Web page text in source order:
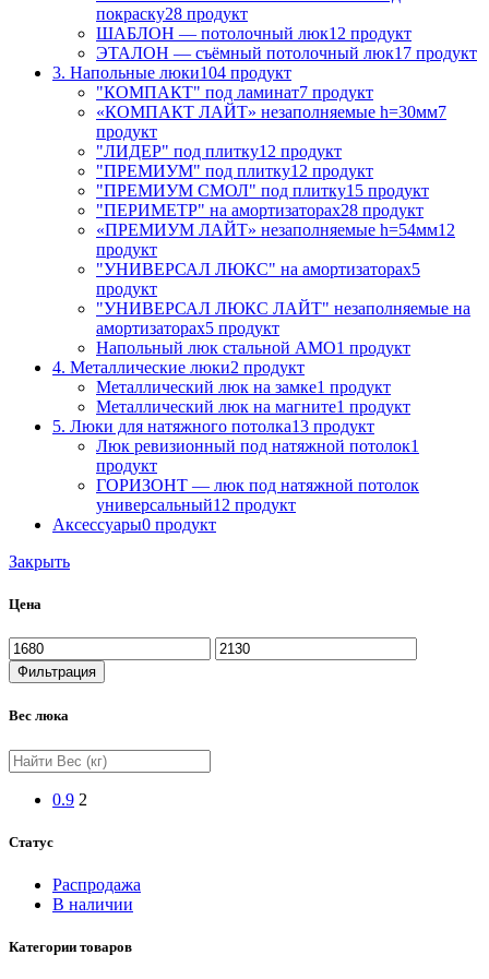
покраску28 продукт
ШАБЛОН — потолочный люк12 продукт
ЭТАЛОН — съёмный потолочный люк17 продукт
3. Напольные люки104 продукт
"КОМПАКТ" под ламинат7 продукт
«КОМПАКТ ЛАЙТ» незаполняемые h=30мм7
продукт
"ЛИДЕР" под плитку12 продукт
"ПРЕМИУМ" под плитку12 продукт
"ПРЕМИУМ СМОЛ" под плитку15 продукт
"ПЕРИМЕТР" на амортизаторах28 продукт
«ПРЕМИУМ ЛАЙТ» незаполняемые h=54мм12
продукт
"УНИВЕРСАЛ ЛЮКС" на амортизаторах5
продукт
"УНИВЕРСАЛ ЛЮКС ЛАЙТ" незаполняемые на
амортизаторах5 продукт
Напольный люк стальной АМО1 продукт
4. Металлические люки2 продукт
Металлический люк на замке1 продукт
Металлический люк на магните1 продукт
5. Люки для натяжного потолка13 продукт
Люк ревизионный под натяжной потолок1
продукт
ГОРИЗОНТ — люк под натяжной потолок
универсальный12 продукт
Аксессуары0 продукт
Закрыть
Цена
Фильтрация
Вес люка
0.9 2
Статус
Распродажа
В наличии
Категории товаров